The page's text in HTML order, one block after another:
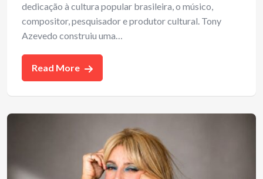
dedicação à cultura popular brasileira, o músico,
compositor, pesquisador e produtor cultural. Tony
Azevedo construiu uma…
Read More